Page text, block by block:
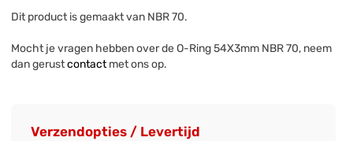
Dit product is gemaakt van NBR 70.
Mocht je vragen hebben over de O-Ring 54X3mm NBR 70, neem
dan gerustcontactmet ons op.
Verzendopties / Levertijd